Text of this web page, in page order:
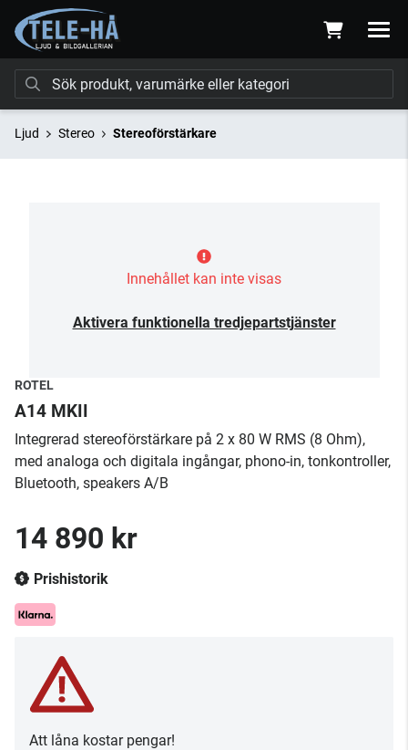
Ljud Stereo Stereoförstärkare
Innehållet kan inte visas
Aktivera funktionella tredjepartstjänster
ROTEL
A14 MKII
Integrerad stereoförstärkare på 2 x 80 W RMS (8 Ohm),
med analoga och digitala ingångar, phono-in, tonkontroller,
Bluetooth, speakers A/B
14 890 kr
Prishistorik
Att låna kostar pengar!